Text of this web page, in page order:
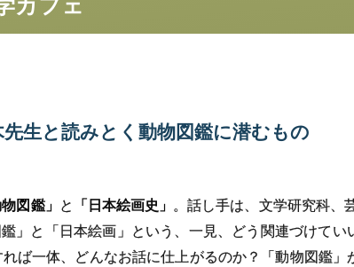
先生と読みとく動物図鑑に潜むもの
物図鑑」 と 「日本絵画史」 。話し手は、文学研究科、
鑑」と「日本絵画」という、一見、どう関連づけて
ば一体、どんなお話に仕上がるのか？「動物図鑑